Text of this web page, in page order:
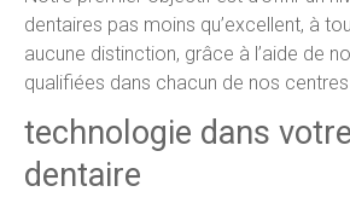
dentaires pas moins qu’excellent, à
aucune distinction, grâce à l’aide de
qualifiées dans chacun de nos
technologie dans
dentaire